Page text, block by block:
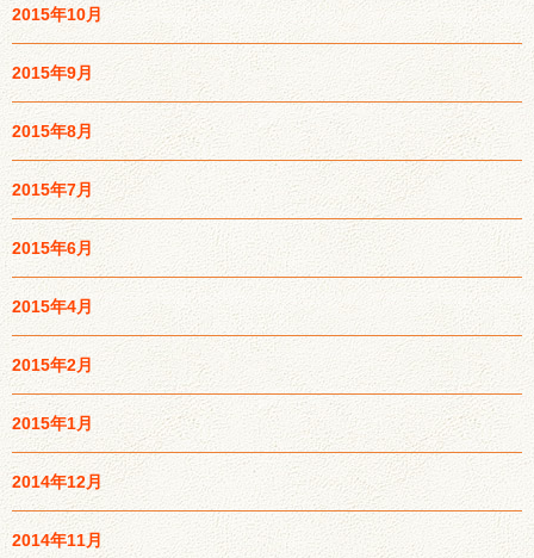
2015年10月
2015年9月
2015年8月
2015年7月
2015年6月
2015年4月
2015年2月
2015年1月
2014年12月
2014年11月